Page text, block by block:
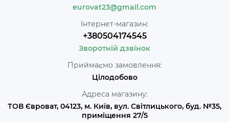
eurovat23@gmail.com
Інтернет-магазин:
+380504174545
Зворотній дзвінок
Приймаємо замовлення:
Цілодобово
Адреса магазину:
ТОВ Євроват, 04123, м. Київ, вул. Світлицького, буд. №35,
приміщення 27/5